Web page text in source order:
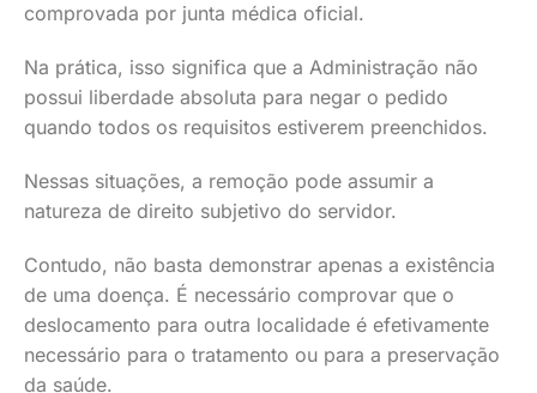
comprovada por junta médica oficial.
Na prática, isso significa que a Administração não
possui liberdade absoluta para negar o pedido
quando todos os requisitos estiverem preenchidos.
Nessas situações, a remoção pode assumir a
natureza de direito subjetivo do servidor.
Contudo, não basta demonstrar apenas a existência
de uma doença. É necessário comprovar que o
deslocamento para outra localidade é efetivamente
necessário para o tratamento ou para a preservação
da saúde.